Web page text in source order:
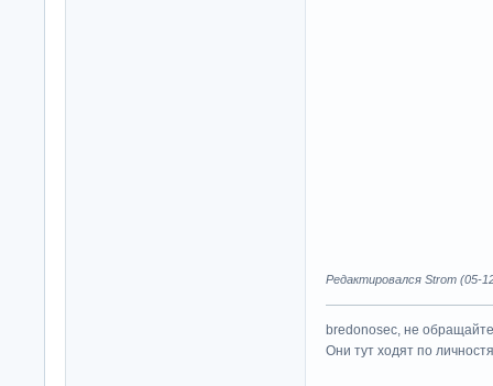
Редактировался Strom (05-
bredonosec, не
Они тут ходят по